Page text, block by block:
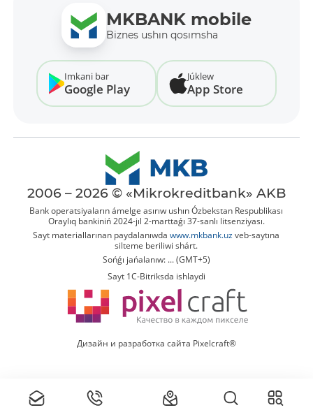
MKBANK mobile
Biznes ushın qosımsha
Imkani bar
Google Play
Júklew
App Store
2006 – 2026 © «Mikrokreditbank» AKB
Bank operatsiyaların ámelge asırıw ushın Ózbekstan Respublikası
Oraylıq bankiniń 2024-jıl 2-marttaǵı 37-sanlı litsenziyası.
Sayt materiallarınan paydalanıwdawww.mkbank.uz veb-saytına
silteme beriliwi shárt.
Sońǵı jańalanıw: ... (GMT+5)
Sayt 1C-Bitriksda ishlaydi
Дизайн и разработка сайта Pixelcraft®